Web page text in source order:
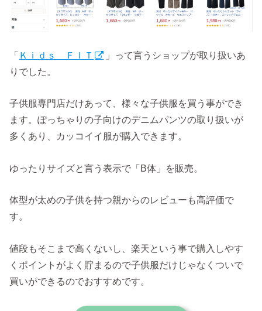
「 Ｋｉｄｓ ＦＩＴ
」って言うショップが取り扱いあ
りでした。
子供服専門店だけあって、様々な子供服を買う事ができ
ます。ぽっちゃりの子向けのデニムパンツの取り扱いが
多くあり、カッコイイ服が購入できます。
ゆったりサイズと言う表示で「B体」を販売。
体型が太めの子供を持つ親からのレビューも高評価で
す。
値段もそこまで高くないし、楽天という事で購入しやす
くポイントがよく貯まるので子供服だけじゃなくついで
買いができるのでおすすめです。